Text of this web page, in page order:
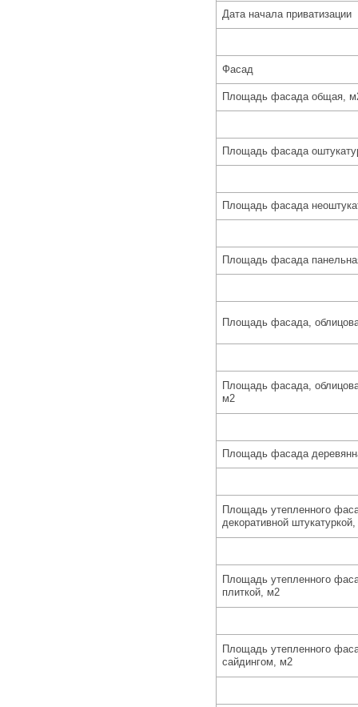
Дата начала приватизации
Фасад
Площадь фасада общая,
Площадь фасада
Площадь фасада
Площадь фасада
Площадь фасада,
Площадь фасада,
м2
Площадь фасада
Площадь утепленного
декоративной
Площадь утепленного
плиткой, м2
Площадь утепленного
сайдингом, м2